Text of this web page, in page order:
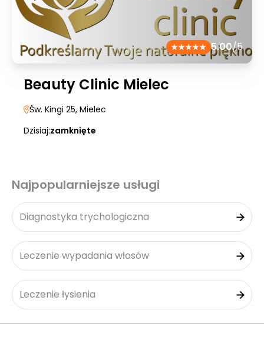
5.00/5
Beauty Clinic Mielec
Św. Kingi 25, Mielec
Dzisiaj:zamknięte
Najpopularniejsze usługi
Diagnostyka trychologiczna
Leczenie wypadania włosów
Leczenie łysienia